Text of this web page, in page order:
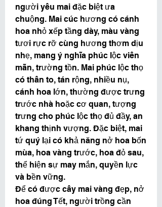
người yêu mai đặc biệt ưa
chuộng. Mai cúc hương có cánh
hoa nhỏ xếp tầng dày, màu vàng
tươi rực rỡ cùng hương thơm dịu
nhẹ, mang ý nghĩa phúc lộc viên
mãn, trường tồn. Mai phúc lộc thọ
có thân to, tán rộng, nhiều nụ,
cánh hoa lớn, thường được trưng
trước nhà hoặc cơ quan, tượng
trưng cho phúc lộc thọ đủ đầy, an
khang thịnh vượng. Đặc biệt, mai
tứ quý lại có khả năng nở hoa bốn
mùa, hoa vàng trước, hoa đỏ sau,
thể hiện sự may mắn, quyền lực
và bền vững.
Để có được cây mai vàng đẹp, nở
hoa đúng Tết, người trồng cần